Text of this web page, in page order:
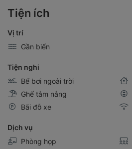
Tiện ích
Vị trí
Gần biển
Tiện nghi
Bể bơi ngoài trời
Ghế tắm nắng
Bãi đỗ xe
Dịch vụ
Phòng họp